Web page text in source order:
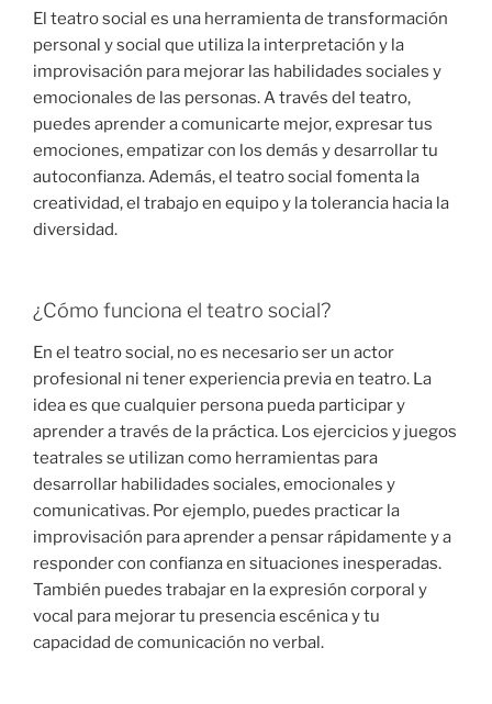
El teatro social es una herramienta de transformación
personal y social que utiliza la interpretación y la
improvisación para mejorar las habilidades sociales y
emocionales de las personas. A través del teatro,
puedes aprender a comunicarte mejor, expresar tus
emociones, empatizar con los demás y desarrollar tu
autoconfianza. Además, el teatro social fomenta la
creatividad, el trabajo en equipo y la tolerancia hacia la
diversidad.
¿Cómo funciona el teatro social?
En el teatro social, no es necesario ser un actor
profesional ni tener experiencia previa en teatro. La
idea es que cualquier persona pueda participar y
aprender a través de la práctica. Los ejercicios y juegos
teatrales se utilizan como herramientas para
desarrollar habilidades sociales, emocionales y
comunicativas. Por ejemplo, puedes practicar la
improvisación para aprender a pensar rápidamente y a
responder con confianza en situaciones inesperadas.
También puedes trabajar en la expresión corporal y
vocal para mejorar tu presencia escénica y tu
capacidad de comunicación no verbal.